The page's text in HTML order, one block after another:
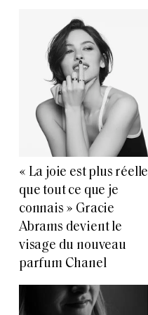
« La joie est plus réelle
que tout ce que je
connais » Gracie
Abrams devient le
visage du nouveau
parfum Chanel